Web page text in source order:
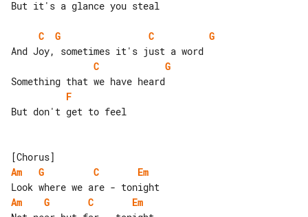
But it's a glance you steal
C G C
G
C
G
F
But don't get to feel
Am
G C
Em
Am
G C
Em